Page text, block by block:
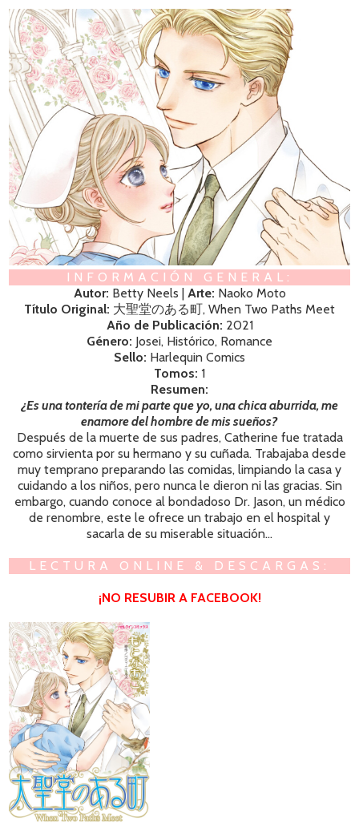
INFORMACIÓN GENERAL:
Autor: Betty Neels | Arte: Naoko Moto
Título Original: 大聖堂のある町, When Two Paths Meet
Año de Publicación: 2021
Género: Josei, Histórico, Romance
Sello: Harlequin Comics
Tomos: 1
Resumen:
¿Es una tontería de mi parte que yo, una chica aburrida, me
enamore del hombre de mis sueños?
Después de la muerte de sus padres, Catherine fue tratada
como sirvienta por su hermano y su cuñada. Trabajaba desde
muy temprano preparando las comidas, limpiando la casa y
cuidando a los niños, pero nunca le dieron ni las gracias. Sin
embargo, cuando conoce al bondadoso Dr. Jason, un médico
de renombre, este le ofrece un trabajo en el hospital y
sacarla de su miserable situación...
LECTURA ONLINE & DESCARGAS:
¡NO RESUBIR A FACEBOOK!